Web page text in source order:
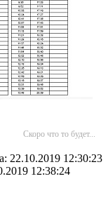
Скоро что то будет...
22.10.2019 12:30:23
12:38:24